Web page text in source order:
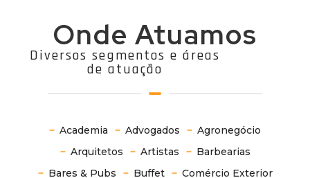
Onde Atuamos
Diversos segmentos e áreas
de atuação
Academia Advogados
Agronegócio
Arquitetos
Artistas
Barbearias
Bares & Pubs
Buffet Comércio Exterior